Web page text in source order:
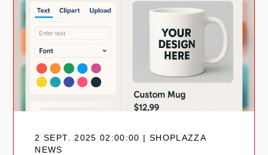
2 SEPT. 2025 02:00:00 | SHOPLAZZA
NEWS